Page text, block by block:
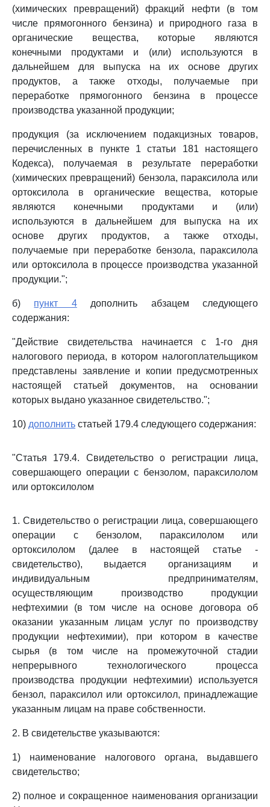
(химических превращений) фракций нефти (в том
числе прямогонного бензина) и природного газа в
органические вещества, которые являются
конечными продуктами и (или) используются в
дальнейшем для выпуска на их основе других
продуктов, а также отходы, получаемые при
переработке прямогонного бензина в процессе
производства указанной продукции;
продукция (за исключением подакцизных товаров,
перечисленных в пункте 1 статьи 181 настоящего
Кодекса), получаемая в результате переработки
(химических превращений) бензола, параксилола или
ортоксилола в органические вещества, которые
являются конечными продуктами и (или)
используются в дальнейшем для выпуска на их
основе других продуктов, а также отходы,
получаемые при переработке бензола, параксилола
или ортоксилола в процессе производства указанной
продукции.";
б) пункт 4дополнить абзацем следующего
содержания:
"Действие свидетельства начинается с 1-го дня
налогового периода, в котором налогоплательщиком
представлены заявление и копии предусмотренных
настоящей статьей документов, на основании
которых выдано указанное свидетельство.";
10) дополнить статьей 179.4 следующего содержания:
"Статья 179.4. Свидетельство о регистрации лица,
совершающего операции с бензолом, параксилолом
или ортоксилолом
1. Свидетельство о регистрации лица, совершающего
операции с бензолом, параксилолом или
ортоксилолом (далее в настоящей статье -
свидетельство), выдается организациям и
индивидуальным предпринимателям,
осуществляющим производство продукции
нефтехимии (в том числе на основе договора об
оказании указанным лицам услуг по производству
продукции нефтехимии), при котором в качестве
сырья (в том числе на промежуточной стадии
непрерывного технологического процесса
производства продукции нефтехимии) используется
бензол, параксилол или ортоксилол, принадлежащие
указанным лицам на праве собственности.
2. В свидетельстве указываются:
1) наименование налогового органа, выдавшего
свидетельство;
2) полное и сокращенное наименования организации